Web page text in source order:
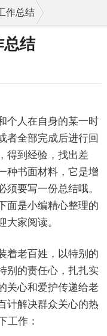
作总结
结
总结
人在自身的某一时
者全部完成后进行回
得到经验，找出差
种书面材料，它是增
要写一份总结哦。
面是小编精心整理的
大家阅读。
老百姓，以特别的
别的责任心，扎扎实
关心和爱护传递给老
计解决群众关心的热
工作：